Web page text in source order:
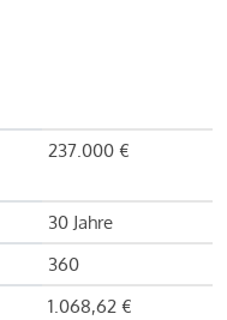
237.000 €
30 Jahre
360
1.068,62 €